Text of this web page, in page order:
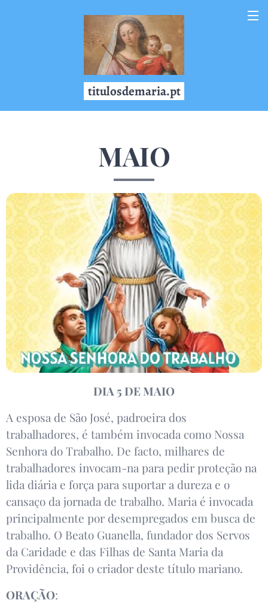
titulosdemaria.pt
MAIO
DIA 5 DE MAIO
A esposa de São José, padroeira dos
trabalhadores, é também invocada como Nossa
Senhora do Trabalho. De facto, milhares de
trabalhadores invocam-na para pedir proteção na
lida diária e força para suportar a dureza e o
cansaço da jornada de trabalho. Maria é invocada
principalmente por desempregados em busca de
trabalho. O Beato Guanella, fundador dos Servos
da Caridade e das Filhas de Santa Maria da
Providência, foi o criador deste título mariano.
ORAÇÃO: